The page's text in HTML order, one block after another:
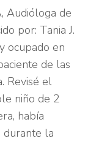
Audióloga de
por: Tania J.
ocupado en
de las
Revisé el
niño de 2
había
durante la